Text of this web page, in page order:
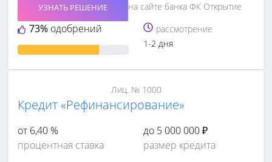
73% одобрений
УЗНАТЬ РЕШЕНИЕ
на сайте банка ФК Открытие
рассмотрение
1-2 дня
Лиц. № 1000
Кредит «Рефинансирование»
от 6,40 %
процентная ставка
до 5 000 000 ₽
размер кредита